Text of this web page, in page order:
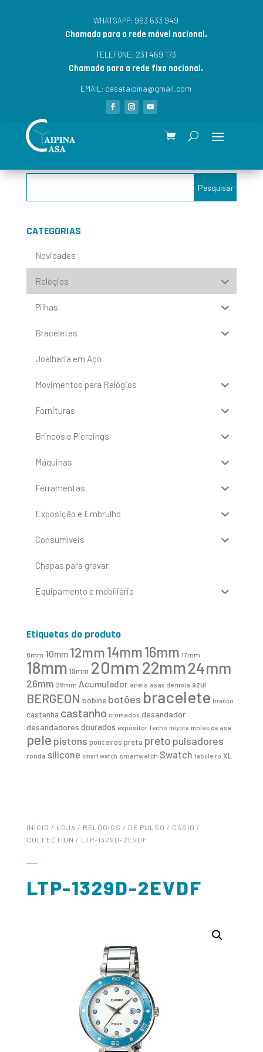
WHATSAPP: 963 633 949
Chamada para a rede móvel nacional.
TELEFONE: 231 469 173
Chamada para a rede fixa nacional.
EMAIL: casataipina@gmail.com
CATEGORIAS
Novidades
Relógios
Pilhas
Braceletes
Joalharia em Aço
Movimentos para Relógios
Fornituras
Brincos e Piercings
Máquinas
Ferramentas
Exposição e Embrulho
Consumíveis
Chapas para gravar
Equipamento e mobiliário
Etiquetas do produto
8mm 10mm 12mm14mm16mm 17mm
18mm 19mm 20mm 22mm24mm
26mm 28mm Acumulador anéis asas de mola azul
BERGEON bobine botões bracelete branco
castanha castanho cromados desandador
desandadores dourados expositor fecho miyota molas de asa
pele pistons ponteiros preta preto pulsadores
ronda silicone smart watch smartwatch Swatch tabuleiro XL
INÍCIO / LOJA / RELÓGIOS / DE PULSO / CASIO /
COLLECTION / LTP-1329D-2EVDF
LTP-1329D-2EVDF